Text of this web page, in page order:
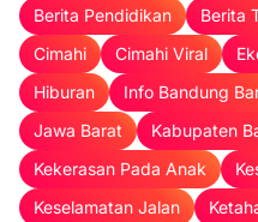
Berita Pendidikan
Berita
Cimahi
Cimahi Viral
Hiburan
Info Bandung
Jawa Barat
Kabupaten
Kekerasan Pada Anak
Keselamatan Jalan